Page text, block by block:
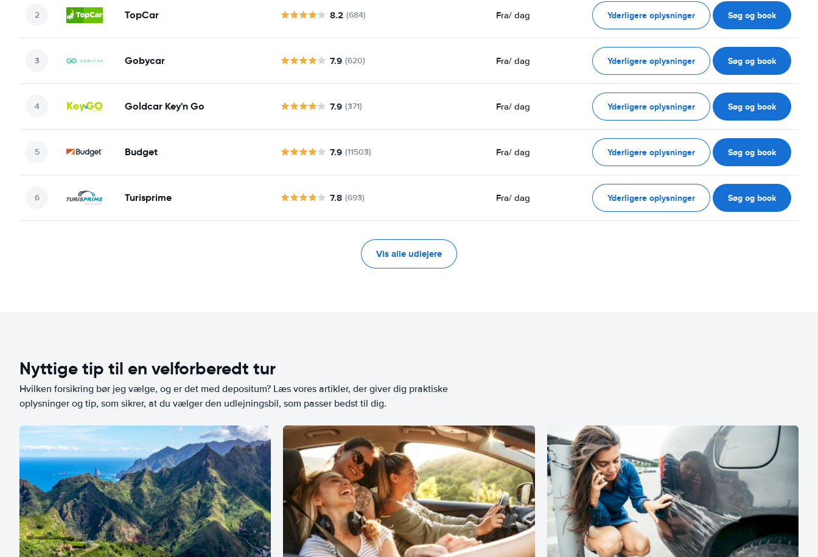
TopCar 8.2 (684) Fra/ dag Yderligere oplysninger Søg og book
Gobycar 7.9 (620) Fra/ dag Yderligere oplysninger Søg og book
Goldcar Key'n Go 7.9 (371) Fra/ dag Yderligere oplysninger Søg og book
Budget 7.9 (11503) Fra/ dag Yderligere oplysninger Søg og book
Turisprime 7.8 (693) Fra/ dag Yderligere oplysninger Søg og book
Vis alle udlejere
Nyttige tip til en velforberedt tur
Hvilken forsikring bør jeg vælge, og er det med depositum? Læs vores artikler, der giver dig praktiske
oplysninger og tip, som sikrer, at du vælger den udlejningsbil, som passer bedst til dig.